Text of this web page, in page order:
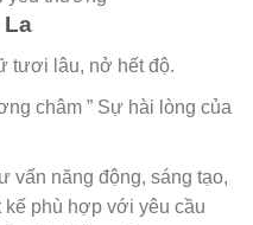
tươi lâu, nở hết độ.
châm ” Sự hài lòng của
vấn năng động, sáng tạo,
kế phù hợp với yêu cầu